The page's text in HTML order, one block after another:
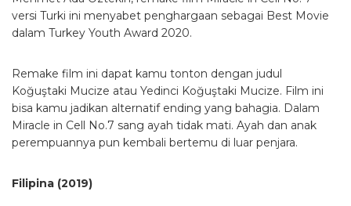
versi Turki ini menyabet penghargaan sebagai Best Movie
dalam Turkey Youth Award 2020.
Remake film ini dapat kamu tonton dengan judul
Koğuştaki Mucize atau Yedinci Koğuştaki Mucize. Film ini
bisa kamu jadikan alternatif ending yang bahagia. Dalam
Miracle in Cell No.7 sang ayah tidak mati. Ayah dan anak
perempuannya pun kembali bertemu di luar penjara.
Filipina (2019)